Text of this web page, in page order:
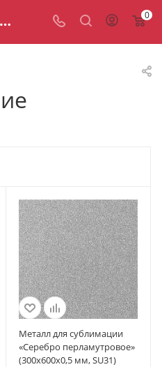
Сублимация и сувениры — материалы и заготовки 0
Металл для сублимации
«Серебро перламутровое»
(300х600х0,5 мм, SU31)